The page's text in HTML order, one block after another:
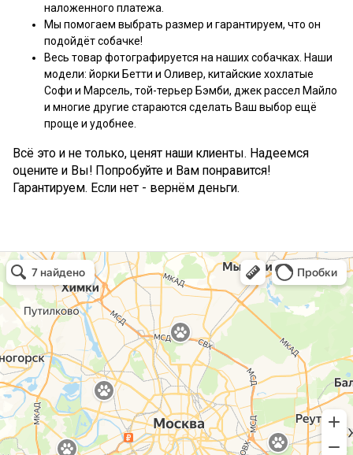
наложенного платежа.
Мы помогаем выбрать размер и гарантируем, что он
подойдёт собачке!
Весь товар фотографируется на наших собачках. Наши
модели: йорки Бетти и Оливер, китайские хохлатые
Софи и Марсель, той-терьер Бэмби, джек рассел Майло
и многие другие стараются сделать Ваш выбор ещё
проще и удобнее.
Всё это и не только, ценят наши клиенты. Надеемся
оцените и Вы! Попробуйте и Вам понравится!
Гарантируем. Если нет - вернём деньги.